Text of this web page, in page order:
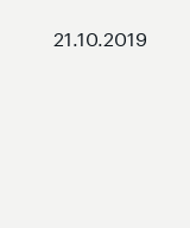
21.10.2019